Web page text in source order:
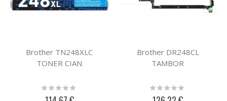
Brother TN248XLC
TONER CIAN
Rating:
Brother DR248CL
TAMBOR
Rating: